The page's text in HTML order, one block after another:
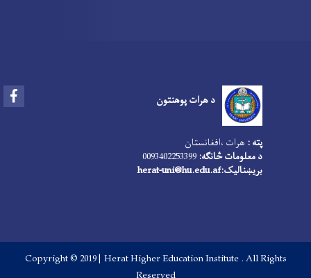
د هرات پوهنتون
پته : هرات ،افغانستان
د معلومات څانګه:
بریښنالیک:herat-uni@hu.edu.af
Copyright © 2019 | Herat Higher Education Institute . All Rights